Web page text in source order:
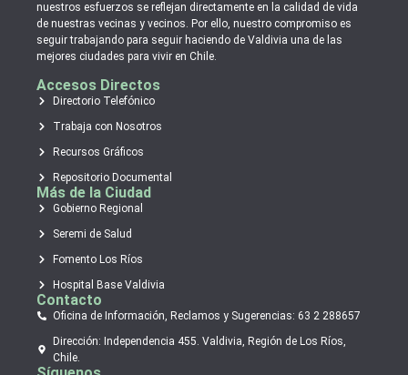
nuestros esfuerzos se reflejan directamente en la calidad de vida
de nuestras vecinas y vecinos. Por ello, nuestro compromiso es
seguir trabajando para seguir haciendo de Valdivia una de las
mejores ciudades para vivir en Chile.
Accesos Directos
Directorio Telefónico
Trabaja con Nosotros
Recursos Gráficos
Repositorio Documental
Más de la Ciudad
Gobierno Regional
Seremi de Salud
Fomento Los Ríos
Hospital Base Valdivia
Contacto
Oficina de Información, Reclamos y Sugerencias: 63 2 288657
Dirección: Independencia 455. Valdivia, Región de Los Ríos,
Chile.